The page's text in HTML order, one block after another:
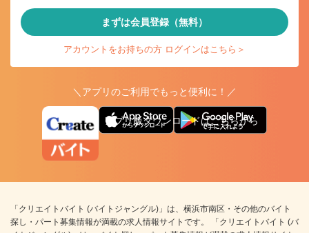
まずは会員登録（無料）
アカウントをお持ちの方 ログインはこちら＞
＼アプリのご利用でもっと便利に！／
アプリ版ダウンロードはこちらから
「クリエイトバイト (バイトジャングル)」は、横浜市南区・その他のバイト
探し・パート募集情報が満載の求人情報サイトです。 「クリエイトバイト (バ